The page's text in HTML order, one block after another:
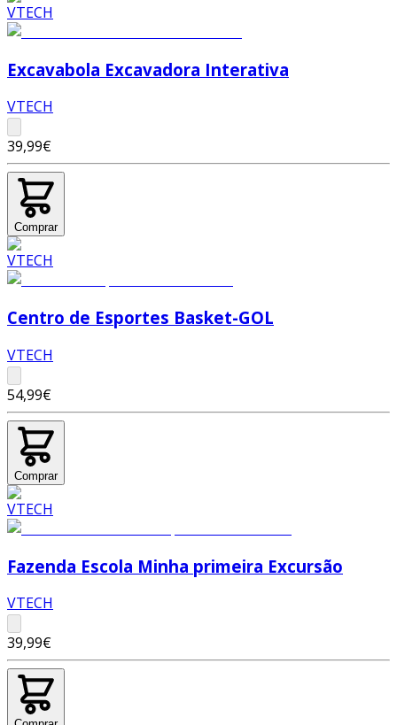
Excavabola Excavadora Interativa
VTECH
39,99€
Comprar
Centro de Esportes Basket-GOL
VTECH
54,99€
Comprar
Fazenda Escola Minha primeira Excursão
VTECH
39,99€